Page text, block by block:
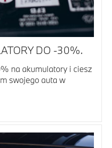
DO -30%.
na akumulatory i ciesz
swojego auta w